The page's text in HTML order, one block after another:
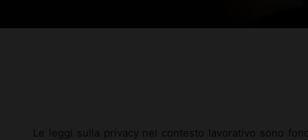
Le leggi sulla privacy nel contesto lavorativo sono